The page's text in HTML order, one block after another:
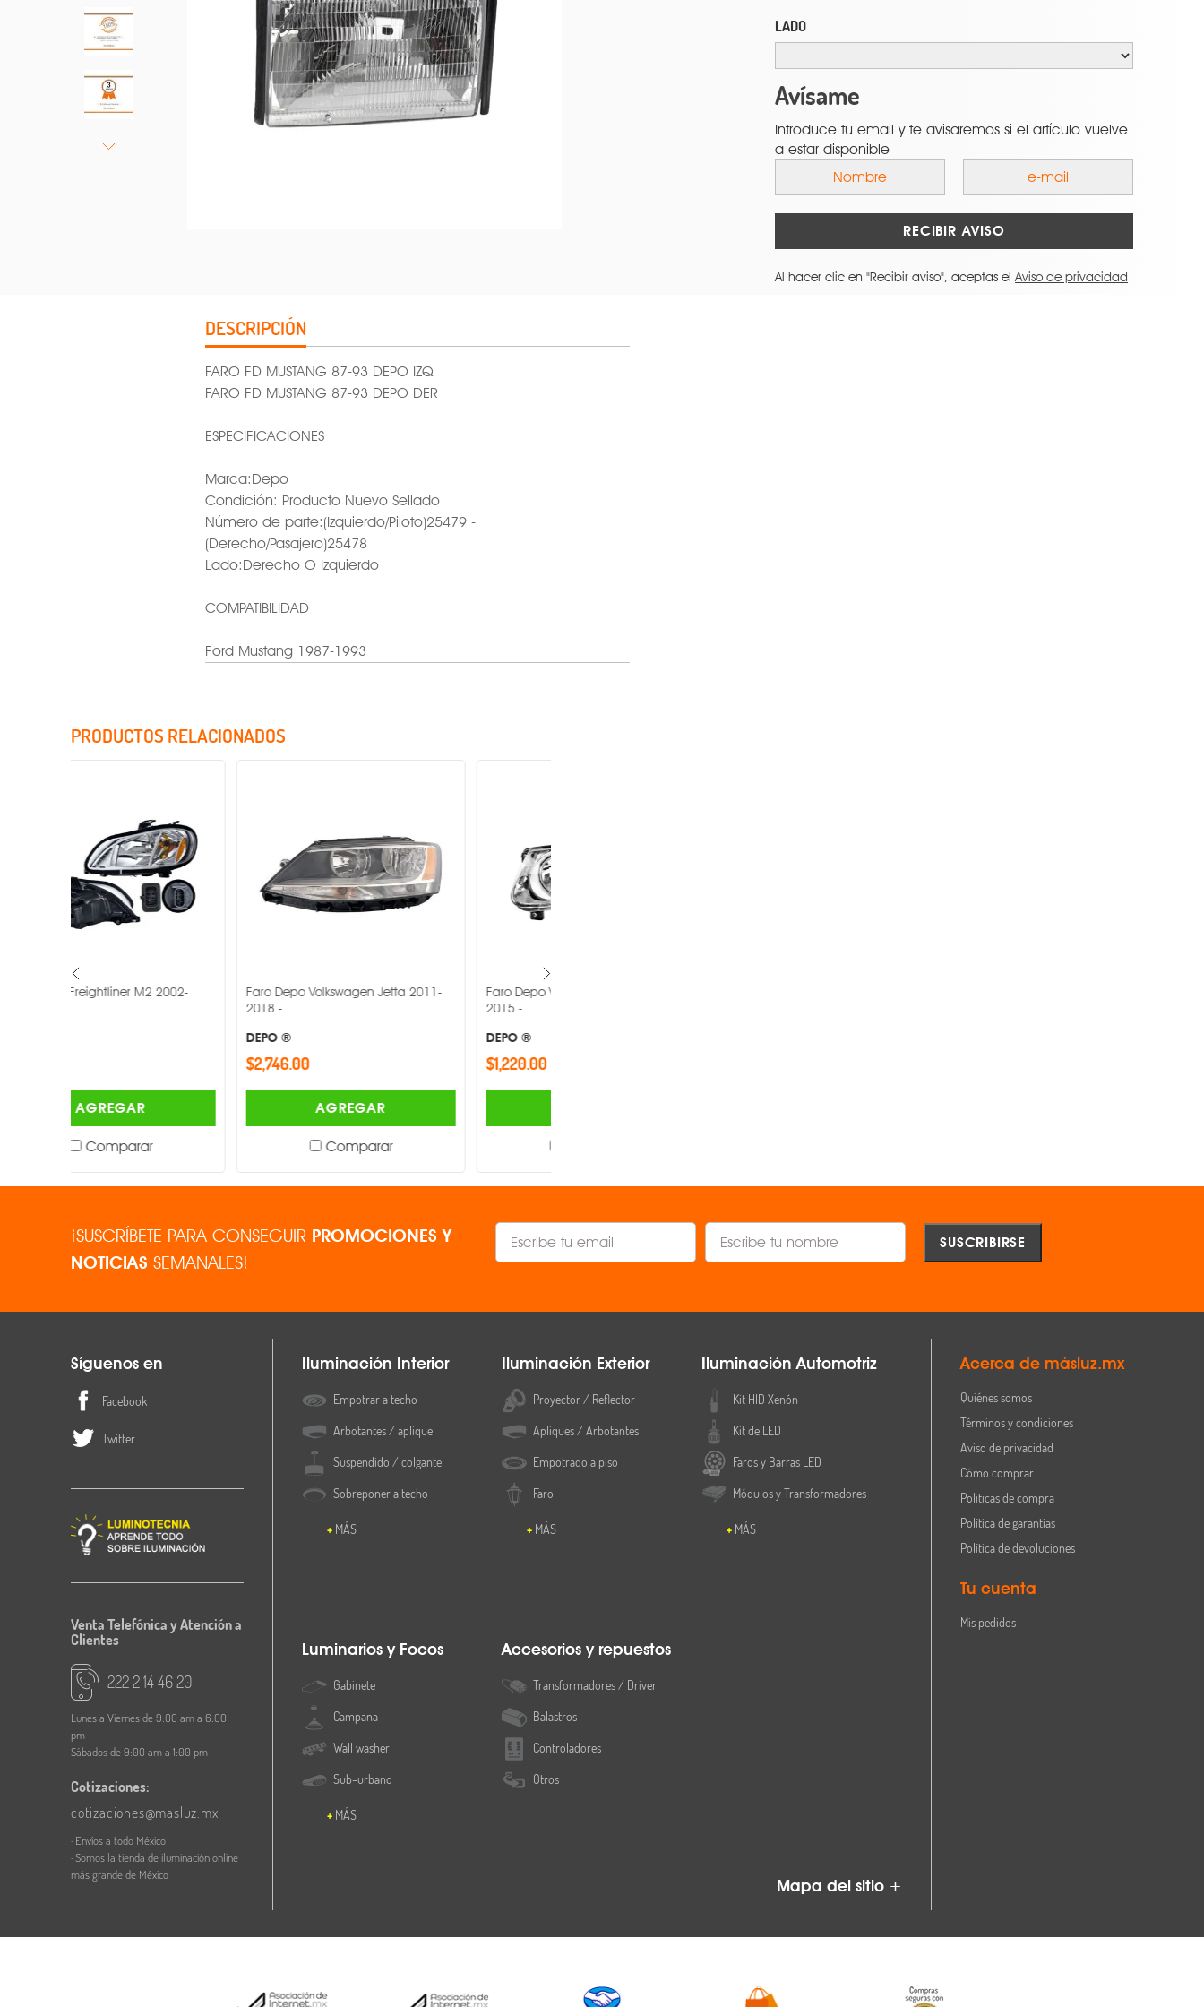
LADO
Avísame
Introduce tu email y te avisaremos si el artículo vuelve
a estar disponible
RECIBIR AVISO
Al hacer clic en "Recibir aviso", aceptas el Aviso de privacidad
DESCRIPCIÓN
FARO FD MUSTANG 87-93 DEPO IZQ
FARO FD MUSTANG 87-93 DEPO DER
ESPECIFICACIONES
Marca:Depo
Condición: Producto Nuevo Sellado
Número de parte:(Izquierdo/Piloto)25479 -
(Derecho/Pasajero)25478
Lado:Derecho O Izquierdo
COMPATIBILIDAD
Ford Mustang 1987-1993
PRODUCTOS RELACIONADOS
Faro Depo Volkswagen Jetta 2011-
Faro Depo Volkswagen Jetta 2008-
¡SUSCRÍBETE PARA CONSEGUIR PROMOCIONES Y
NOTICIAS SEMANALES!
Síguenos en
Facebook
Twitter
Venta Telefónica y Atención a
Clientes
222 2 14 46 20
Lunes a Viernes de 9:00 am a 6:00
pm
Sábados de 9:00 am a 1:00 pm
Cotizaciones:
cotizaciones@masluz.mx
· Envíos a todo México
· Somos la tienda de iluminación online
más grande de México
Iluminación Interior
Empotrar a techo
Arbotantes / aplique
Suspendido / colgante
Sobreponer a techo
MÁS
Iluminación Exterior
Proyector / Reflector
Apliques / Arbotantes
Empotrado a piso
Farol
MÁS
Iluminación Automotriz
Kit HID Xenón
Kit de LED
Faros y Barras LED
Módulos y Transformadores
MÁS
Luminarios y Focos
Gabinete
Campana
Wall washer
Sub-urbano
MÁS
Accesorios y repuestos
Transformadores / Driver
Balastros
Controladores
Otros
Mapa del sitio +
Acerca de másluz.mx
Quiénes somos
Términos y condiciones
Aviso de privacidad
Cómo comprar
Políticas de compra
Política de garantías
Política de devoluciones
Tu cuenta
Mis pedidos